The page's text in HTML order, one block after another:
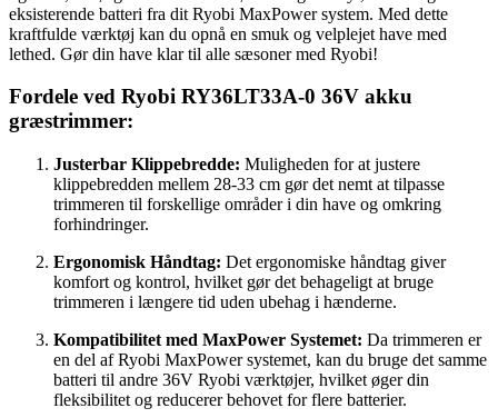
eksisterende batteri fra dit Ryobi MaxPower system. Med dette
kraftfulde værktøj kan du opnå en smuk og velplejet have med
lethed. Gør din have klar til alle sæsoner med Ryobi!
Fordele ved Ryobi RY36LT33A-0 36V akku
græstrimmer:
Justerbar Klippebredde: Muligheden for at justere
klippebredden mellem 28-33 cm gør det nemt at tilpasse
trimmeren til forskellige områder i din have og omkring
forhindringer.
Ergonomisk Håndtag: Det ergonomiske håndtag giver
komfort og kontrol, hvilket gør det behageligt at bruge
trimmeren i længere tid uden ubehag i hænderne.
Kompatibilitet med MaxPower Systemet: Da trimmeren er
en del af Ryobi MaxPower systemet, kan du bruge det samme
batteri til andre 36V Ryobi værktøjer, hvilket øger din
fleksibilitet og reducerer behovet for flere batterier.